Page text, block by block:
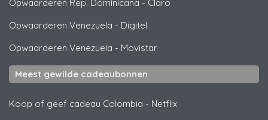
Opwaarderen Rep. Dominicana - Claro
Opwaarderen Venezuela - Digitel
Opwaarderen Venezuela - Movistar
Meest gewilde cadeaubonnen
Koop of geef cadeau Colombia - Netflix